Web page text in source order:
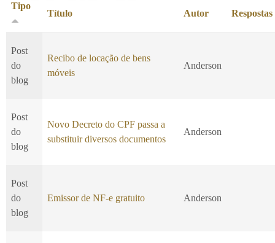
Tipo
Título Autor Respostas
Post
do
blog
Recibo de locação de bens
móveis
Anderson
Post
do
blog
Novo Decreto do CPF passa a
substituir diversos documentos
Anderson
Post
do
blog
Emissor de NF-e gratuito Anderson